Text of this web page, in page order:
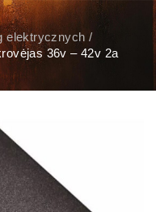
elektrycznych /
36v – 42v 2a